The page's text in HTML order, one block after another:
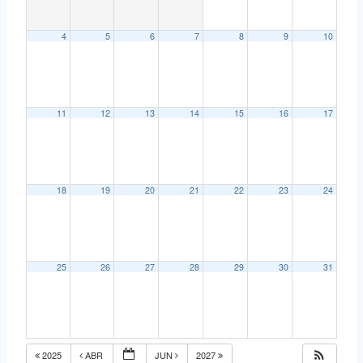
4 5 6 7 8 9 10
11 12 13 14 15 16 17
18 19 20 21 22 23 24
25 26 27 28 29 30 31
2025 ABR JUN 2027